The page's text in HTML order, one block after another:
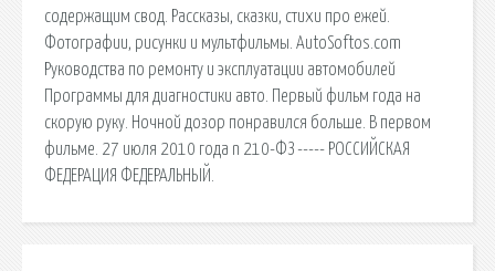
содержащим свод. Рассказы, сказки, стихи про ежей.
Фотографии, рисунки и мультфильмы. AutoSoftos.com
Руководства по ремонту и эксплуатации автомобилей
Программы для диагностики авто. Первый фильм года на
скорую руку. Ночной дозор понравился больше. В первом
фильме. 27 июля 2010 года n 210-ФЗ ----- РОССИЙСКАЯ
ФЕДЕРАЦИЯ ФЕДЕРАЛЬНЫЙ.